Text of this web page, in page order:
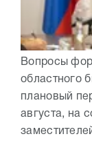
Вопросы
областного
плановый
августа, на